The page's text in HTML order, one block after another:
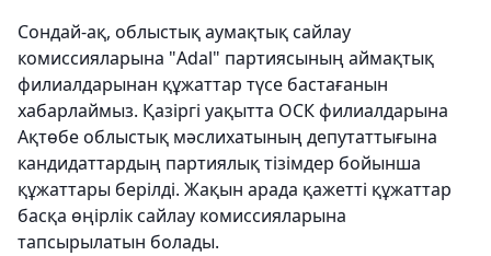
Сондай-ақ, облыстық аумақтық сайлау
комиссияларына "Adal" партиясының аймақтық
филиалдарынан құжаттар түсе бастағанын
хабарлаймыз. Қазіргі уақытта ОСК филиалдарына
Ақтөбе облыстық мәслихатының депутаттығына
кандидаттардың партиялық тізімдер бойынша
құжаттары берілді. Жақын арада қажетті құжаттар
басқа өңірлік сайлау комиссияларына
тапсырылатын болады.